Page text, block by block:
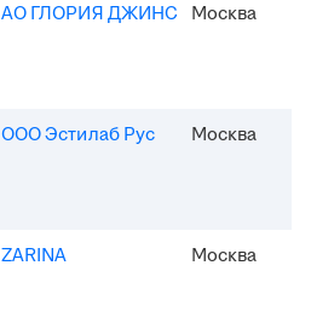
АО ГЛОРИЯ ДЖИНС Москва
ООО Эстилаб Рус Москва
ZARINA Москва